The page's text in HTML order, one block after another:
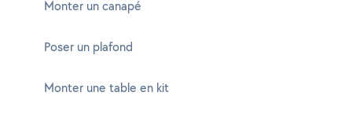
Monter un canapé
Poser un plafond
Monter une table en kit